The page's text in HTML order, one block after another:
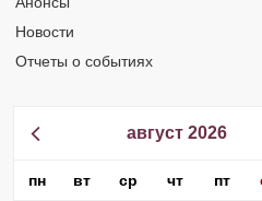
Новости
Отчеты о событиях
август 2026
пн вт ср чт пт